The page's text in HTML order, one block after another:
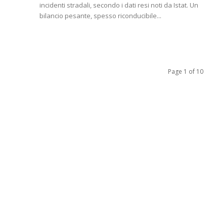
incidenti stradali, secondo i dati resi noti da Istat. Un
bilancio pesante, spesso riconducibile...
Page 1 of 10